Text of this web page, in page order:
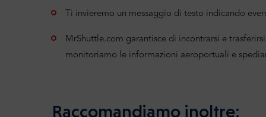
Ti invieremo un messaggio di testo indicando
MrShuttle.com garantisce di incontrarsi e
monitoriamo le informazioni aeroportuali e
Raccomandiamo inoltre: